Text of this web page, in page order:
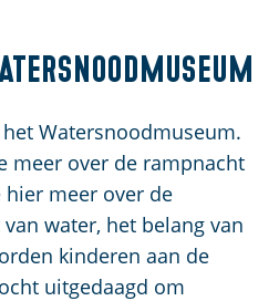
Watersnoodmuseum.
meer over de rampnacht
hier meer over de
water, het belang van
kinderen aan de
uitgedaagd om